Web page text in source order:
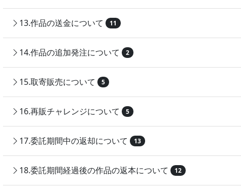
13.作品の送金について 11
14.作品の追加発注について 2
15.取寄販売について 5
16.再販チャレンジについて 5
17.委託期間中の返却について 13
18.委託期間経過後の作品の返本について 12